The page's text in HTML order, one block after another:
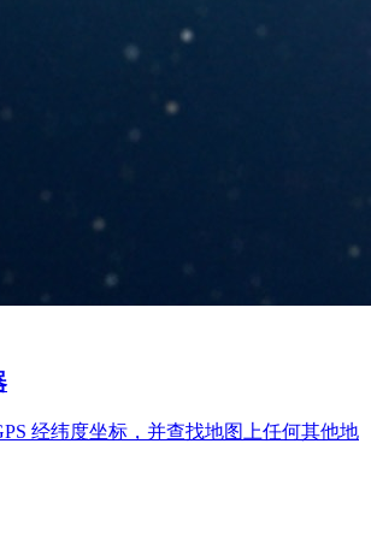
经纬度坐标，并查找地图上任何其他地